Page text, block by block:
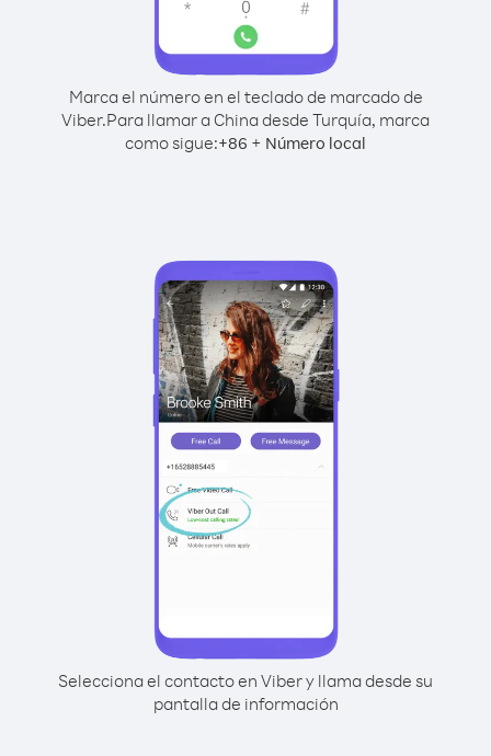
Marca el número en el teclado de marcado de
Viber.Para llamar a China desde Turquía, marca
como sigue:+86 + Número local
Selecciona el contacto en Viber y llama desde su
pantalla de información